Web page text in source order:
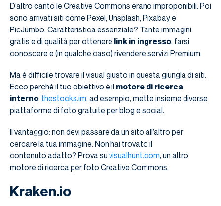
D’altro canto le Creative Commons erano improponibili. Poi
sono arrivati siti come Pexel, Unsplash, Pixabay e
PicJumbo. Caratteristica essenziale? Tante immagini
gratis e di qualità per ottenere link in ingresso, farsi
conoscere e (in qualche caso) rivendere servizi Premium.
Ma è difficile trovare il visual giusto in questa giungla di siti.
Ecco perché il tuo obiettivo è il motore di ricerca
interno: thestocks.im, ad esempio, mette insieme diverse
piattaforme di foto gratuite per blog e social.
Il vantaggio: non devi passare da un sito all’altro per
cercare la tua immagine. Non hai trovato il
contenuto adatto? Prova su visualhunt.com, un altro
motore di ricerca per foto Creative Commons.
Kraken.io